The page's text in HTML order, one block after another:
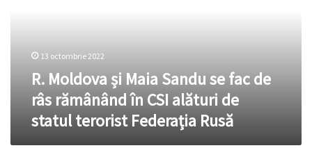
rămânând
alături
statul
13 octombrie 2022
R. Moldova și Maia Sandu se fac de
râs rămânând în CSI alături de
statul terorist Federația Rusă